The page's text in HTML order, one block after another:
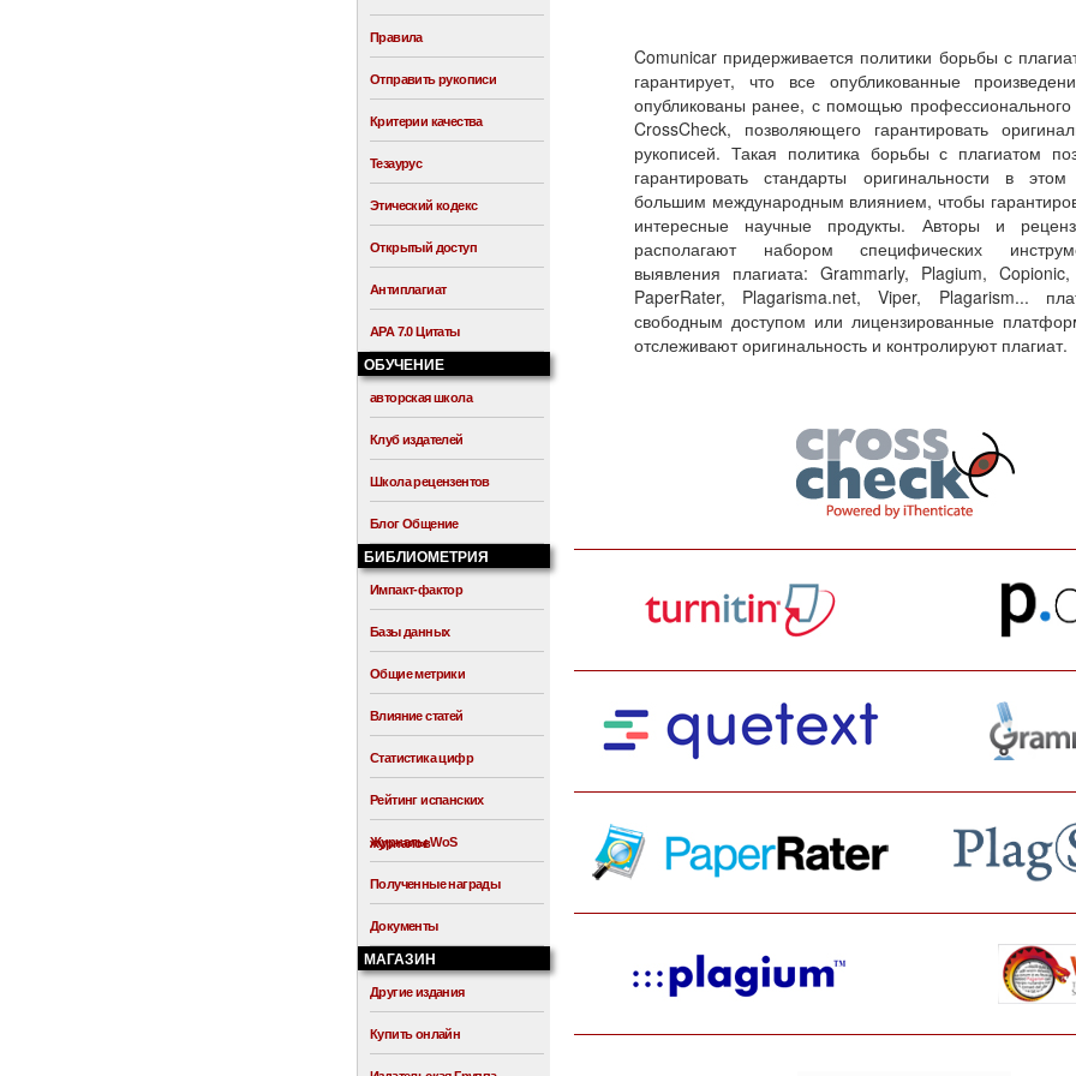
Правила
Отправить рукописи
Критерии качества
Тезаурус
Этический кодекс
Открытый доступ
Антиплагиат
APA 7.0 Цитаты
ОБУЧЕНИЕ
авторская школа
Клуб издателей
Школа рецензентов
Блог Общение
БИБЛИОМЕТРИЯ
Импакт-фактор
Базы данных
Общие метрики
Влияние статей
Статистика цифр
Рейтинг испанских
журналов
Журналы WoS
Полученные награды
Документы
МАГАЗИН
Другие издания
Купить онлайн
Comunicar придерживается политики борьбы с
гарантирует, что все опубликованные
опубликованы ранее, с помощью
CrossCheck, позволяющего гарантировать
рукописей. Такая политика борьбы с плагиатом
гарантировать стандарты оригинальности в
большим международным влиянием, чтобы
интересные научные продукты. Авторы и
располагают набором специфических
выявления плагиата: Grammarly, Plagium,
PaperRater, Plagarisma.net, Viper, Plagarism...
свободным доступом или лицензированные
отслеживают оригинальность и контролируют плагиат.